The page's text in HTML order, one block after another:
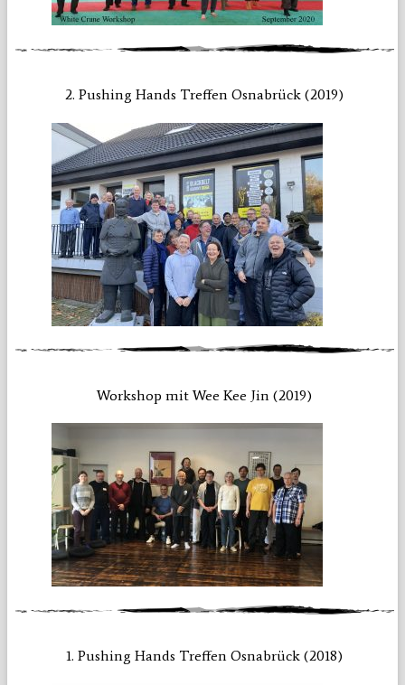
2. Pushing Hands Treffen Osnabrück (2019)
Workshop mit Wee Kee Jin (2019)
1. Pushing Hands Treffen Osnabrück (2018)